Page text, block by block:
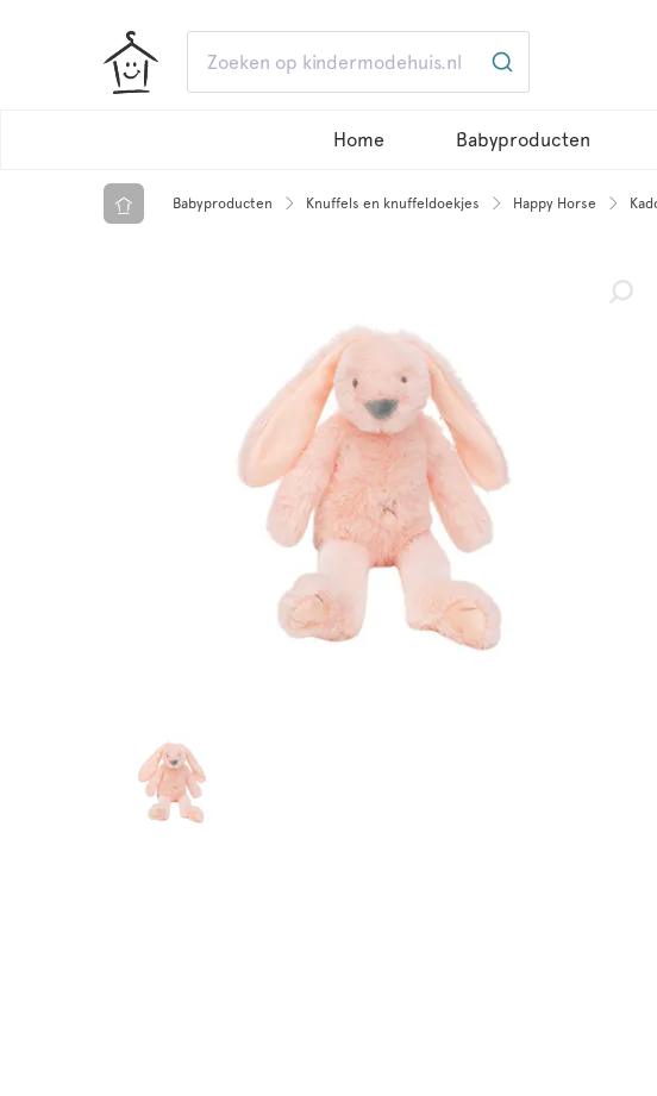
Home Babyproducten
Babyproducten Knuffels en knuffeldoekjes Happy Horse